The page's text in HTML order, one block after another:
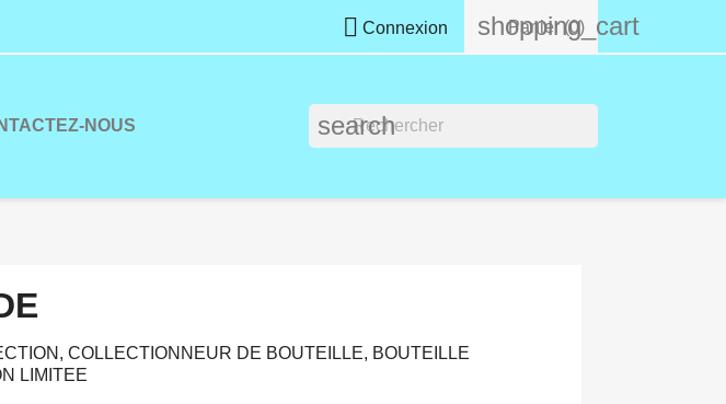
 Connexion shopping_cart
Panier (0)
NOUS search